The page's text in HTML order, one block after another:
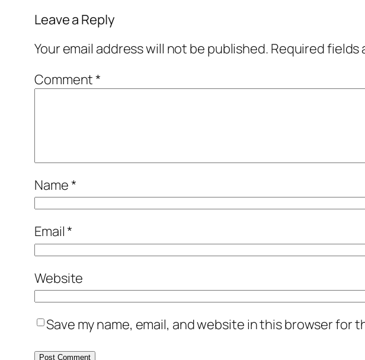
Leave a Reply
Your email address will not be published. Required fields
Comment*
Name*
Email*
Website
Save my name, email, and website in this browser for